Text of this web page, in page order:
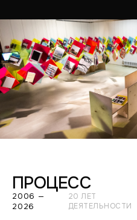
ПРОЦЕСС
2006 —
2026
20 ЛЕТ
ДЕЯТЕЛЬНОСТИ